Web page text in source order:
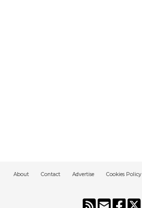
About Contact Advertise Cookies Policy